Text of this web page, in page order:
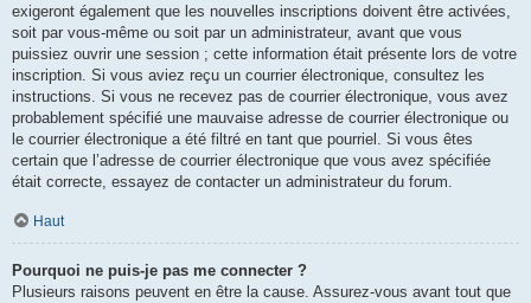
exigeront également que les nouvelles inscriptions doivent être activées,
soit par vous-même ou soit par un administrateur, avant que vous
puissiez ouvrir une session ; cette information était présente lors de votre
inscription. Si vous aviez reçu un courrier électronique, consultez les
instructions. Si vous ne recevez pas de courrier électronique, vous avez
probablement spécifié une mauvaise adresse de courrier électronique ou
le courrier électronique a été filtré en tant que pourriel. Si vous êtes
certain que l’adresse de courrier électronique que vous avez spécifiée
était correcte, essayez de contacter un administrateur du forum.
Haut
Pourquoi ne puis-je pas me connecter ?
Plusieurs raisons peuvent en être la cause. Assurez-vous avant tout que